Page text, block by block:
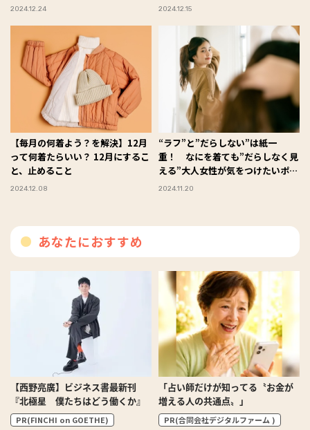
2024.12.24 2024.12.15
【毎月の何着よう？を解決】12月
って何着たらいい？ 12月にするこ
と、止めること
2024.12.08
“ラフ”と”だらしない”は紙一
重！ なにを着ても”だらしなく見
える”大人女性が気をつけたいポイ
ント
2024.11.20
あなたにおすすめ
【西野亮廣】ビジネス書最新刊
『北極星 僕たちはどう働くか』
PR(FINCHI on GOETHE)
「占い師だけが知ってる〝お金が
増える人の共通点〟」
PR(合同会社デジタルファーム )